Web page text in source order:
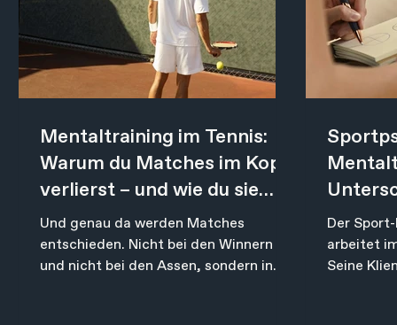
Mentaltraining im Tennis:
Warum du Matches im Kopf
verlierst – und wie du sie
drehst
Und genau da werden Matches
entschieden. Nicht bei den Winnern
und nicht bei den Assen, sondern in
Der
arbeitet
Seine